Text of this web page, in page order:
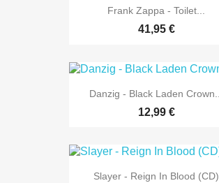
Frank Zappa - Toilet...
41,95 €
Danzig - Black Laden Crown...
12,99 €
Slayer - Reign In Blood (CD)